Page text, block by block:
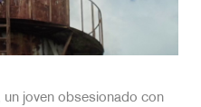
un joven obsesionado con